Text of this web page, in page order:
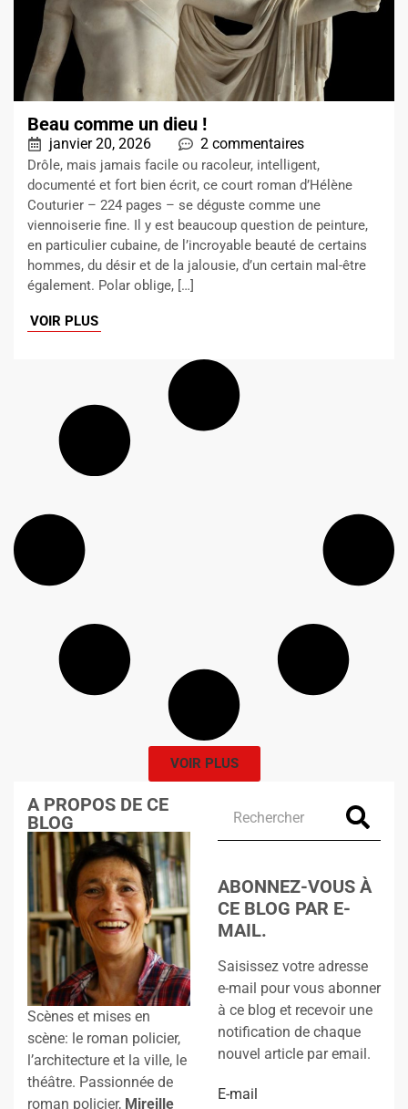
Beau comme un dieu !
janvier 20, 2026 2 commentaires
Drôle, mais jamais facile ou racoleur, intelligent,
documenté et fort bien écrit, ce court roman d’Hélène
Couturier – 224 pages – se déguste comme une
viennoiserie fine. Il y est beaucoup question de peinture,
en particulier cubaine, de l’incroyable beauté de certains
hommes, du désir et de la jalousie, d’un certain mal-être
également. Polar oblige, […]
VOIR PLUS
VOIR PLUS
A PROPOS DE CE
BLOG
Scènes et mises en
scène: le roman policier,
l’architecture et la ville, le
théâtre. Passionnée de
roman policier, Mireille
ABONNEZ-VOUS À
CE BLOG PAR E-
MAIL.
Saisissez votre adresse
e-mail pour vous abonner
à ce blog et recevoir une
notification de chaque
nouvel article par email.
E-mail